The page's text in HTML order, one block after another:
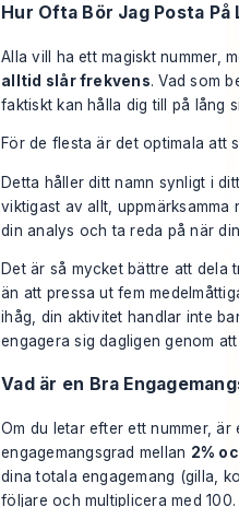
Hur Ofta Bör Jag Posta På
Alla vill ha ett magiskt nummer,
alltid slår frekvens. Vad som
faktiskt kan hålla dig till på lång
För de flesta är det optimala att
Detta håller ditt namn synligt i
viktigast av allt, uppmärksamma
din analys och ta reda på när
Det är så mycket bättre att dela
än att pressa ut fem
ihåg, din aktivitet handlar inte
engagera sig dagligen genom
Vad är en Bra
Om du letar efter ett nummer,
engagemangsgrad mellan 2%
dina totala engagemang (gilla,
följare och multiplicera med 100.